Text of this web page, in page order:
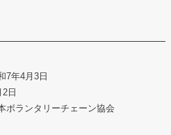
7年4月3日
日
ボランタリーチェーン協会